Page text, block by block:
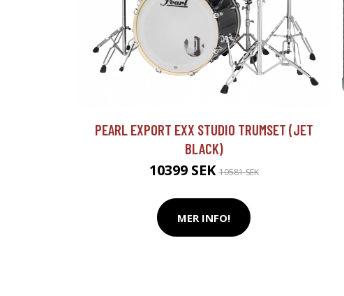
PEARL EXPORT EXX STUDIO TRUMSET (JET
BLACK)
10399 SEK10581 SEK
MER INFO!